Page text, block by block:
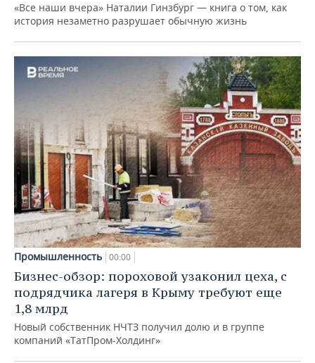
«Все наши вчера» Наталии Гинзбург — книга о том, как
история незаметно разрушает обычную жизнь
Промышленность 00:00
Бизнес-обзор: пороховой узаконил цеха, с
подрядчика лагеря в Крыму требуют еще
1,8 млрд
Новый собственник НЧТЗ получил долю и в группе
компаний «ТатПром-Холдинг»